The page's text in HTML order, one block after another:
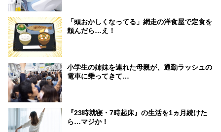
「頭おかしくなってる」網走の洋食屋で定食を
頼んだら…え！
小学生の姉妹を連れた母親が、通勤ラッシュの
電車に乗ってきて…
『23時就寝・7時起床』の生活を1ヵ月続けた
ら…マジか！